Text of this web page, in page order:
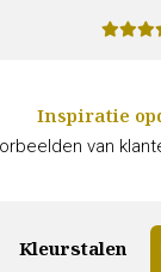
Inspiratie
van
Kleurstalen